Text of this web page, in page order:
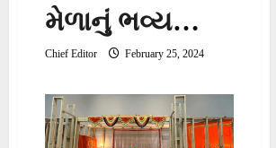
મેળાનું ભવ્ય
સમાપન સમારોહ
યોજાયો – રેકોર્ડ
બ્રેક ૨ કરોડના
Chief Editor February 25, 2024